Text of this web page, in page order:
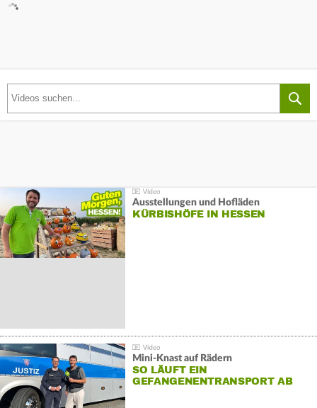
Ausstellungen und Hofläden
KÜRBISHÖFE IN HESSEN
Mini-Knast auf Rädern
SO LÄUFT EIN
GEFANGENENTRANSPORT AB